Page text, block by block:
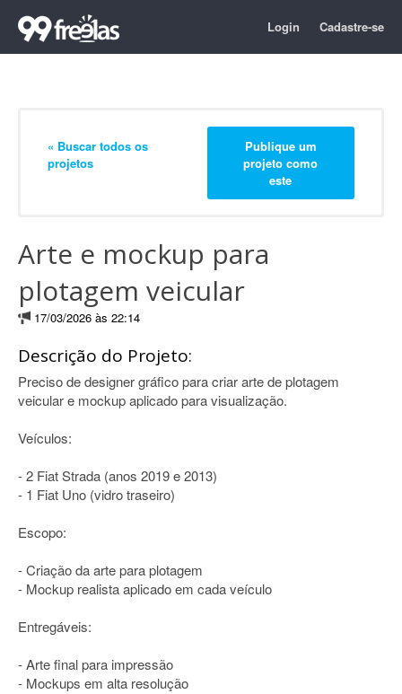
Login Cadastre-se
« Buscar todos os
projetos
Publique um
projeto como
este
Arte e mockup para
plotagem veicular
17/03/2026 às 22:14
Descrição do Projeto:
Preciso de designer gráfico para criar arte de plotagem
veicular e mockup aplicado para visualização.
Veículos:
- 2 Fiat Strada (anos 2019 e 2013)
- 1 Fiat Uno (vidro traseiro)
Escopo:
- Criação da arte para plotagem
- Mockup realista aplicado em cada veículo
Entregáveis:
- Arte final para impressão
- Mockups em alta resolução